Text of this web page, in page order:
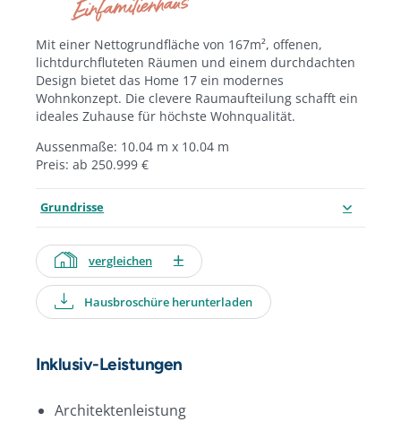
Einfamilienhaus
Mit einer Nettogrundfläche von 167m², offenen,
lichtdurchfluteten Räumen und einem durchdachten
Design bietet das Home 17 ein modernes
Wohnkonzept. Die clevere Raumaufteilung schafft ein
ideales Zuhause für höchste Wohnqualität.
Aussenmaße: 10.04 m x 10.04 m
Preis: ab 250.999 €
Grundrisse
vergleichen
Hausbroschüre herunterladen
Inklusiv-Leistungen
Architektenleistung